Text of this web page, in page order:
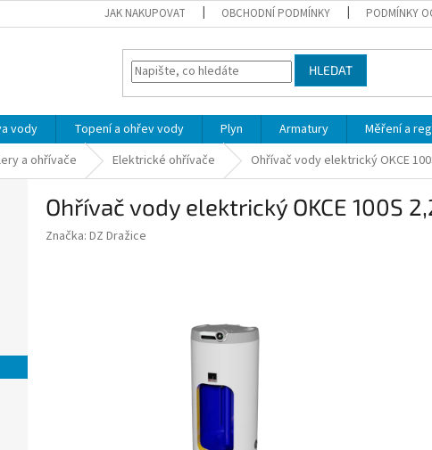
JAK NAKUPOVAT OBCHODNÍ PODMÍNKY PODMÍNKY
HLEDAT
vody Topení a ohřev vody Plyn Armatury Měření a
a ohřívače Elektrické ohřívače Ohřívač vody elektrický OKCE
Ohřívač vody elektrický OKCE 100S
Značka: DZ Dražice